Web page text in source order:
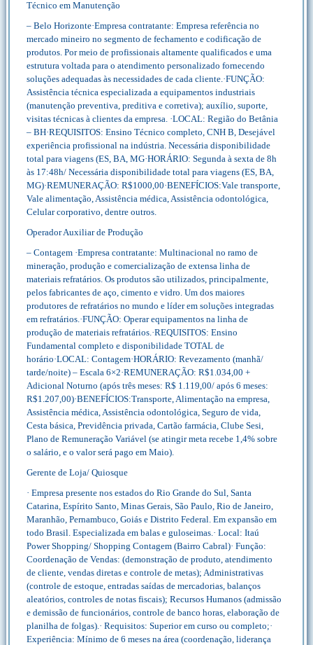
Técnico em Manutenção
– Belo Horizonte·Empresa contratante: Empresa referência no
mercado mineiro no segmento de fechamento e codificação de
produtos. Por meio de profissionais altamente qualificados e uma
estrutura voltada para o atendimento personalizado fornecendo
soluções adequadas às necessidades de cada cliente.·FUNÇÃO:
Assistência técnica especializada a equipamentos industriais
(manutenção preventiva, preditiva e corretiva); auxílio, suporte,
visitas técnicas à clientes da empresa. ·LOCAL: Região do Betânia
– BH·REQUISITOS: Ensino Técnico completo, CNH B, Desejável
experiência profissional na indústria. Necessária disponibilidade
total para viagens (ES, BA, MG·HORÁRIO: Segunda à sexta de 8h
às 17:48h/ Necessária disponibilidade total para viagens (ES, BA,
MG)·REMUNERAÇÃO: R$1000,00·BENEFÍCIOS:Vale transporte,
Vale alimentação, Assistência médica, Assistência odontológica,
Celular corporativo, dentre outros.
Operador Auxiliar de Produção
– Contagem ·Empresa contratante: Multinacional no ramo de
mineração, produção e comercialização de extensa linha de
materiais refratários. Os produtos são utilizados, principalmente,
pelos fabricantes de aço, cimento e vidro. Um dos maiores
produtores de refratários no mundo e líder em soluções integradas
em refratários.·FUNÇÃO: Operar equipamentos na linha de
produção de materiais refratários.·REQUISITOS: Ensino
Fundamental completo e disponibilidade TOTAL de
horário·LOCAL: Contagem·HORÁRIO: Revezamento (manhã/
tarde/noite) – Escala 6×2·REMUNERAÇÃO: R$1.034,00 +
Adicional Noturno (após três meses: R$ 1.119,00/ após 6 meses:
R$1.207,00)·BENEFÍCIOS:Transporte, Alimentação na empresa,
Assistência médica, Assistência odontológica, Seguro de vida,
Cesta básica, Previdência privada, Cartão farmácia, Clube Sesi,
Plano de Remuneração Variável (se atingir meta recebe 1,4% sobre
o salário, e o valor será pago em Maio).
Gerente de Loja/ Quiosque
· Empresa presente nos estados do Rio Grande do Sul, Santa
Catarina, Espírito Santo, Minas Gerais, São Paulo, Rio de Janeiro,
Maranhão, Pernambuco, Goiás e Distrito Federal. Em expansão em
todo Brasil. Especializada em balas e guloseimas.· Local: Itaú
Power Shopping/ Shopping Contagem (Bairro Cabral)· Função:
Coordenação de Vendas: (demonstração de produto, atendimento
de cliente, vendas diretas e controle de metas); Administrativas
(controle de estoque, entradas saídas de mercadorias, balanços
aleatórios, controles de notas fiscais); Recursos Humanos (admissão
e demissão de funcionários, controle de banco horas, elaboração de
planilha de folgas).· Requisitos: Superior em curso ou completo;·
Experiência: Mínimo de 6 meses na área (coordenação, liderança